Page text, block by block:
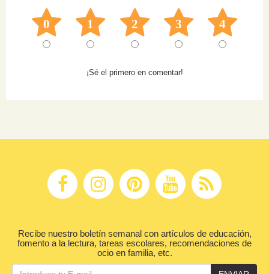
0 1 2 3 4
¡Sé el primero en comentar!
Recibe nuestro boletín semanal con artículos de educación,
fomento a la lectura, tareas escolares, recomendaciones de
ocio en familia, etc.